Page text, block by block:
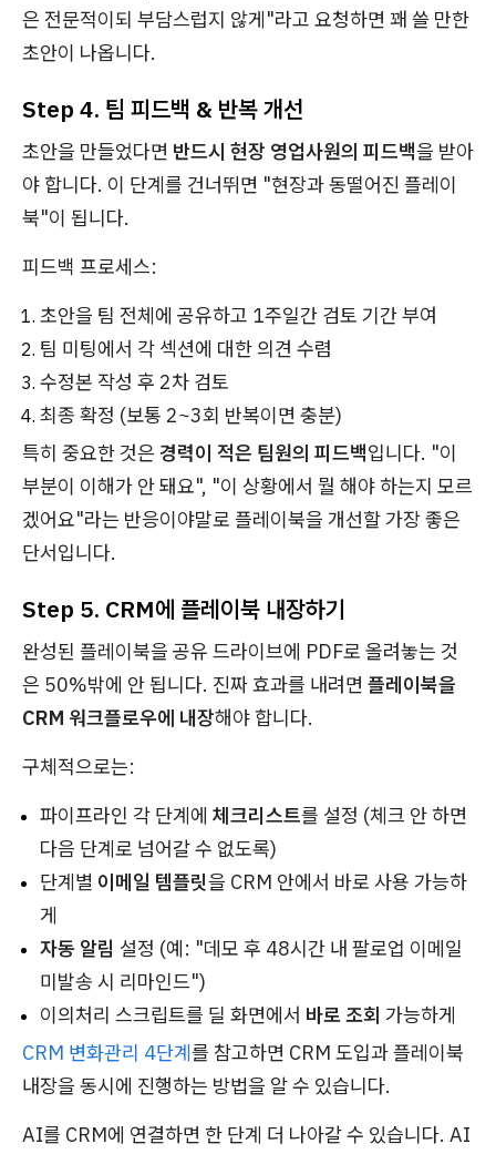
은 전문적이되 부담스럽지 않게"라고 요청하면 꽤 쓸 만한
초안이 나옵니다.
Step 4. 팀 피드백 & 반복 개선
초안을 만들었다면 반드시 현장 영업사원의 피드백을 받아
야 합니다. 이 단계를 건너뛰면 "현장과 동떨어진 플레이
북"이 됩니다.
피드백 프로세스:
초안을 팀 전체에 공유하고 1주일간 검토 기간 부여
팀 미팅에서 각 섹션에 대한 의견 수렴
수정본 작성 후 2차 검토
최종 확정 (보통 2~3회 반복이면 충분)
특히 중요한 것은 경력이 적은 팀원의 피드백입니다. "이
부분이 이해가 안 돼요", "이 상황에서 뭘 해야 하는지 모르
겠어요"라는 반응이야말로 플레이북을 개선할 가장 좋은
단서입니다.
Step 5. CRM에 플레이북 내장하기
완성된 플레이북을 공유 드라이브에 PDF로 올려놓는 것
은 50%밖에 안 됩니다. 진짜 효과를 내려면 플레이북을
CRM 워크플로우에 내장해야 합니다.
구체적으로는:
파이프라인 각 단계에 체크리스트를 설정 (체크 안 하면
다음 단계로 넘어갈 수 없도록)
단계별 이메일 템플릿을 CRM 안에서 바로 사용 가능하
게
자동 알림 설정 (예: "데모 후 48시간 내 팔로업 이메일
미발송 시 리마인드")
이의처리 스크립트를 딜 화면에서 바로 조회 가능하게
CRM 변화관리 4단계를 참고하면 CRM 도입과 플레이북
내장을 동시에 진행하는 방법을 알 수 있습니다.
AI를 CRM에 연결하면 한 단계 더 나아갈 수 있습니다. AI